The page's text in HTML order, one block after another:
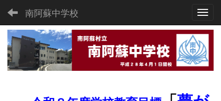
南阿蘇中学校